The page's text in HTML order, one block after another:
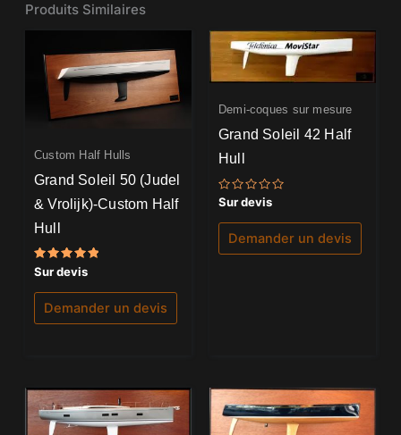
Produits Similaires
Custom Half Hulls
Grand Soleil 50 (Judel
& Vrolijk)-Custom Half
Hull
Note
5.00
sur 5
Sur devis
Demander un devis
Demi-coques sur mesure
Grand Soleil 42 Half
Hull
Note
0
sur
Sur devis
Demander un devis